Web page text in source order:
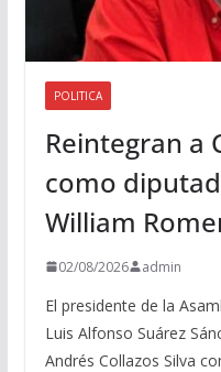
POLITICA
Reintegran a
como
William
02/08/2026 admin
El presidente de la
Luis Alfonso Suárez
Andrés Collazos Silva